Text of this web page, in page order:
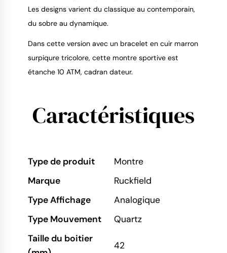
Les designs varient du classique au contemporain,
du sobre au dynamique.
Dans cette version avec un bracelet en cuir marron
surpiqure tricolore, cette montre sportive est
étanche 10 ATM, cadran dateur.
Caractéristiques
Type de produit
Montre
Marque
Ruckfield
Type Affichage
Analogique
Type Mouvement
Quartz
Taille du boitier
42